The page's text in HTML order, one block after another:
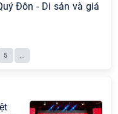
Đôn - Di sản và giá
5 ...